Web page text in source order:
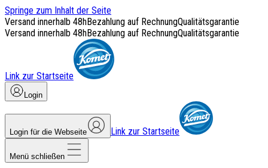
Springe zum Inhalt der Seite
Versand innerhalb 48hBezahlung auf RechnungQualitätsgarantie
Versand innerhalb 48hBezahlung auf RechnungQualitätsgarantie
Link zur Startseite
Login
Login für die Webseite Link zur Startseite
Menü schließen